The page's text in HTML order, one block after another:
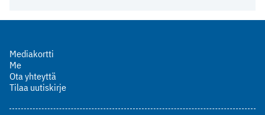
Mediakortti
Me
Ota yhteyttä
Tilaa uutiskirje